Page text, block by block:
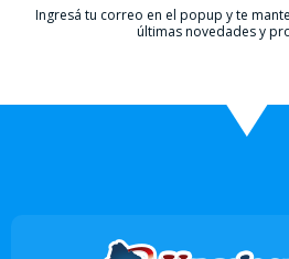
Ingresá tu correo en el popup y te
últimas novedades y